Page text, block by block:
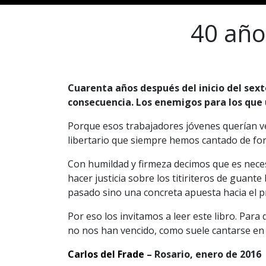
40
Cuarenta años después del inicio del
consecuencia. Los enemigos para los
Porque esos trabajadores jóvenes querían
libertario que siempre hemos cantado de
Con humildad y firmeza decimos que es
hacer justicia sobre los titiriteros de guante
pasado sino una concreta apuesta hacia el
Por eso los invitamos a leer este libro. Para
no nos han vencido, como suele cantarse
Carlos del Frade – Rosario, enero de 2016